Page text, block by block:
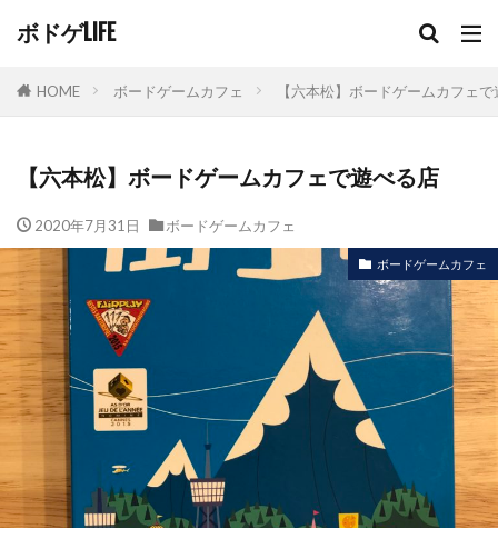
ボドゲLIFE
HOME ボードゲームカフェ 【六本松】ボードゲームカフェ
【六本松】ボードゲームカフェで遊べる店
2020年7月31日 ボードゲームカフェ
ボードゲームカフェ